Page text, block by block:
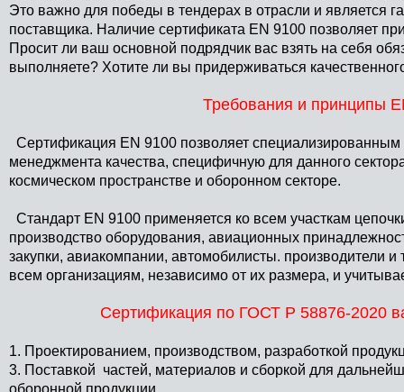
Это важно для победы в тендерах в отрасли и является
поставщика. Наличие сертификата EN 9100 позволяет
Просит ли ваш основной подрядчик вас взять на себя
выполняете? Хотите ли вы придерживаться
Требования и принципы
Сертификация EN 9100 позволяет
менеджмента качества, специфичную для данного
космическом пространстве и оборонном секторе.
Стандарт EN 9100 применяется ко всем участкам
производство оборудования, авиационных
закупки, авиакомпании, автомобилисты. производители
всем организациям, независимо от их размера, и
Сертификация по ГОСТ Р 58876-2020
1. Проектированием, производством, разработкой
3. Поставкой частей, материалов и сборкой для
оборонной продукции.